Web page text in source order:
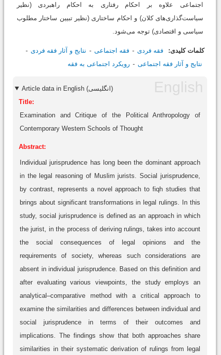
‌اجتماعی علاوه بر احکام رفتاری به احکام راهبردی (نظیر
سیاست‌گذاری‌های کلان) و احکام ساختاری (نظیر تبیین ساختار مطلوب
سیاسی و اقتصادی) توجه می‌شود.
کلمات کلیدی: فقه ‌فردی فقه‌ اجتماعی
نتایج و آثار فقه ‌فردی
نتایج و آثار فقه‌ اجتماعی
رویکرد اجتماعی به فقه
Article data in English (انگلیسی)
Title:
Examination and Critique of the Political Anthropology of
Contemporary Western Schools of Thought
Abstract:
Individual jurisprudence has long been the dominant approach
in the legal reasoning of Muslim jurists. Social jurisprudence,
by contrast, represents a novel approach to fiqh studies that
brings about significant transformations in legal rulings. In this
study, social jurisprudence is defined as an approach in which
the jurist, in the process of deriving rulings, takes into account
the social consequences of legal opinions and the
requirements of society, whereas such considerations are
absent in individual jurisprudence. Based on this definition and
after evaluating various viewpoints, the study employs an
analytical–comparative method with a critical approach to
examine the similarities and differences between individual and
social jurisprudence in terms of their outcomes and
implications. The findings show that both approaches share
similarities in their systematic derivation of rulings from legal